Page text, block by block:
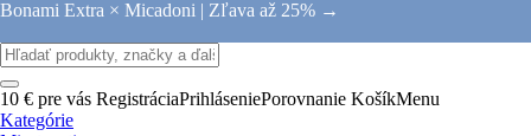
Bonami Extra × Micadoni | Zľava až 25% →
10 € pre vás RegistráciaPrihláseniePorovnanie KošíkMenu
Kategórie